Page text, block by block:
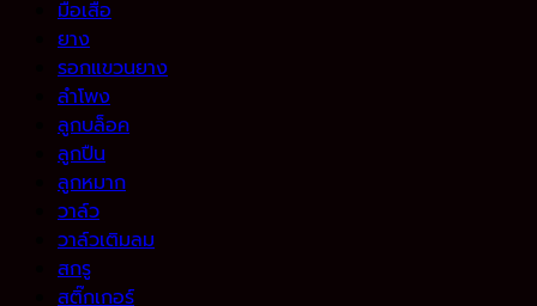
มือเสือ
ยาง
รอกแขวนยาง
ลำโพง
ลูกบล็อค
ลูกปืน
ลูกหมาก
วาล์ว
วาล์วเติมลม
สกรู
สติ๊กเกอร์